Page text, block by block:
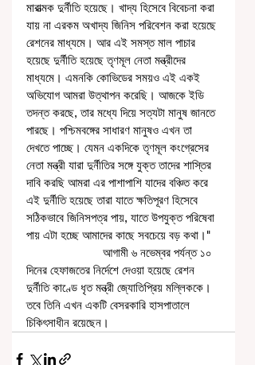
মারাত্মক দুর্নীতি হয়েছে। খাদ্য হিসেবে বিবেচনা করা
যায় না এরকম অখাদ্য জিনিস পরিবেশন করা হয়েছে
রেশনের মাধ্যমে। আর এই সমস্ত মাল পাচার
হয়েছে দুর্নীতি হয়েছে তৃণমূল নেতা মন্ত্রীদের
মাধ্যমে। এমনকি কোভিডের সময়ও এই একই
অভিযোগ আমরা উত্থাপন করেছি। আজকে ইডি
তদন্ত করছে, তার মধ্যে দিয়ে সত্যটা মানুষ জানতে
পারছে। পশ্চিমবঙ্গের সাধারণ মানুষও এখন তা
দেখতে পাচ্ছে। যেমন একদিকে তৃণমূল কংগ্রেসের
নেতা মন্ত্রী যারা দুর্নীতির সঙ্গে যুক্ত তাদের শাস্তির
দাবি করছি আমরা এর পাশাপাশি যাদের বঞ্চিত করে
এই দুর্নীতি হয়েছে তারা যাতে ক্ষতিপূরণ হিসেবে
সঠিকভাবে জিনিসপত্র পায়, যাতে উপযুক্ত পরিষেবা
পায় এটা হচ্ছে আমাদের কাছে সবচেয়ে বড় কথা।"
দিনের হেফাজতের নির্দেশে দেওয়া হয়েছে রেশন
দুর্নীতি কাণ্ডে ধৃত মন্ত্রী জ্যোতিপ্রিয় মল্লিককে।
তবে তিনি এখন একটি বেসরকারি হাসপাতালে
চিকিৎসাধীন রয়েছেন।